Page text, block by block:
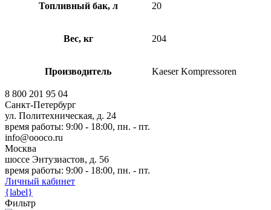
Топливный бак, л 20
Вес, кг 204
Производитель Kaeser Kompressoren
8 800 201 95 04
Санкт-Петербург
ул. Политехническая, д. 24
время работы: 9:00 - 18:00, пн. - пт.
info@oooco.ru
Москва
шоссе Энтузиастов, д. 56
время работы: 9:00 - 18:00, пн. - пт.
Личный кабинет
{label}
Фильтр